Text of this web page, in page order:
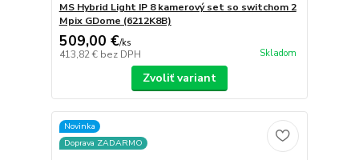
MS Hybrid Light IP 8 kamerový set so switchom 2
Mpix GDome (6212K8B)
509,00 €/ks
413,82 € bez DPH Skladom
Zvoliť variant
Novinka
Doprava ZADARMO